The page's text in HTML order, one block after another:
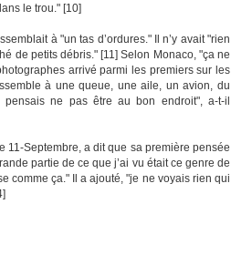
le trou." [10]
à "un tas d’ordures." Il n’y avait "rien
de petits débris." [11] Selon Monaco, "ça ne
arrivé parmi les premiers sur les
à une queue, une aile, un avion, du
ne pas être au bon endroit", a-t-il
11-Septembre, a dit que sa première pensée
partie de ce que j’ai vu était ce genre de
comme ça." Il a ajouté, "je ne voyais rien qui